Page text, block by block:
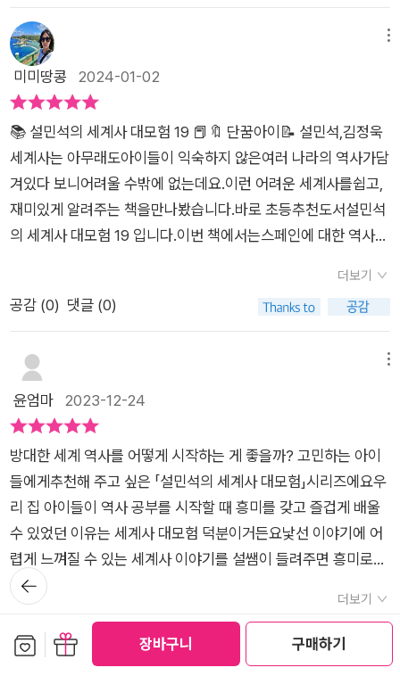
장바구니 구매하기
왕#설민석 #설쌤 #세계사 #세계역사 #학습만화#초등세계사 #
초등베스트셀러 #어린이추천도서
스티야 왕국의 이사벨 여왕이었던 거예요. (스페인은 원래 여러
왕국으로 나뉘어 있었는데 그중 하나가 설쌤 일행이 도착한 카스
티야 왕국이에요)​​설쌤의 책 속에 책!! 군데 군데서 찾아볼 수 있는
설쌤 책 속에서 다른 책 찾기!!아이들이 은근히 재밌어하더라고
요. ​'이 재미있는 책이 없었으면 어쩔 뻔했어?'​ㅎㅎㅎ 맞아맞아!
네 말대로 이 재밌는 책이 없었으면 어쩔 뻔했니?​ ​만화로 다 담을
수가 없는 내용들은 놓치지 않고 글로 설명을 보충해 주고 있답니
다. 초등 고학년들이면 이제 이 부분들도 빠뜨리지 않고 읽더라고
요. ​덕분에 세계사에 관한 배경지식이 쌓인답니다. ​​이복 오빠인
은 이사벨이 반란 세력과 손을 잡고 반기들 들 줄 모른다며 이사
벨을 감시하고 있었어요. ​이사벨의 남동생 알폰소를 지지하던 귀
족들은 알폰소가 죽자이사벨과 함께 뜻을 함께 해달라고 하지만
이사벨은 왕의 자리에 오르지 않을 거라 말합니다. ​이 소식을 들
은 엔리케 왕은 이사벨을 자신의 후계자로 선포해요.단, 이사벨은
절대 엔리케 왕이 동의하지 않는 결혼을 할 수 없다는 조항을 넣
한편 카심이 무언가를 찾고 있다는 걸 반디를 통해 알게 된 설쌤
은흑마법사가 고대 물건을 손에 넣지 못하게 해야 한다고 해요. ​​
왕이 정한 포르투갈 왕과 결혼을 피하기 위해 이사벨은 아라곤 왕
국의 페르난도에게직접 청혼을 합니다. ​​청혼을 받은 페르난도 왕
자는 약속의 증표로 목걸이를 내어주는데오래전부터 왕국에 전
해 내려오는 목걸이로 인간이 감당할 수 없는 엄청난 힘이 담겨
있다고 해요. ​ ​이사벨은 도망쳐 페르난도 왕자와 몰래 결혼식을
올리자이사벨을 후계자 자격을 박탈하고 친위대를 보내 끌고 가
이번 이사벨 여왕의 이야기는 거슬러 올라가기 충분했어요!​오늘
도 설민석 샘의 하이라이트!인생이란 멀고 험난한 여정이지.때론
기쁜 일이 때론 슬픈 일이 너를 기다리고 있단다.하지만, 분명한
설민석의 세계사 대모험 19 스페인 편 설쌤의 대사와 함께 스페
인 이사벨 여왕으로 함께 빠져보아요!스페인 이란 나라 알기!유럽
과 아프리카를 잇는 중간쯤에 위치해 있지요.수도는 마드리드!화
폐는 유로!이사벨 수호천사를 만나는 이야기! 카스티아 왕국부터
이사벨이 처한 상황과 함께 세고비아 알카사르까지 가보자고요!
그 이사벨 여왕의 스페인 왕국을 요렇게 멋진 친구들과 함께 해봅
니다.설쌤과 알라딘, 대성과 지니, 카심과 도적들까지 함께 하네
착해 어느 소녀를 만나게 되지요.그 소녀가 바로 커서 스페인 이
사벨 여왕이었으니!고대 물건을 얻기 위해 이사벨 여왕의 사랑을
찾고 왕위에 오를수 있도록 돕기도 한답니다!이 멋진 포스 보세
요!불굴의 의지가 타오르지요.그와 함께 ​설샘의 역사 토크로 빠져
보는시간!저는 이 부분이 세계사를 알아가는데 알차서 한 부분만
펼쳐보아도 흥미진진하더라고요.스페인이 어떤 나라이면서 어떤
위치에 특징을 지니고 있는지?스페인의 황금기는언제인지? 바
로 신항로를 개척한 콜롬버스 이야기도 나온답니다.​​세고비아에
가면 이렇게 멋진 카스티야 왕실이 있답니다.알함브라 궁전! 그
위에 왕의 방과 천장은 정말 멋져서 눈이 황홀할 정도더라고요.책
과 함께 세계사 속 스페인 알기 참 재미나답니다.그러면서 2화 당
돌한 청혼으로 함께 해봅니다.포르투칼 왕국과 아라곤 왕국에 대
해 알아보면서 이사벨이 페르난도를 선택한 이유는 무엇일지?책
미미땅콩 2024-01-02
📚 설민석의 세계사 대모험 19 📕🔖 단꿈아이📝 설민석,김정욱
세계사는 아무래도아이들이 익숙하지 않은여러 나라의 역사가담
겨있다 보니어려울 수밖에 없는데요.이런 어려운 세계사를쉽고,
재미있게 알려주는 책을만나봤습니다.바로 초등추천도서설민석
의 세계사 대모험 19 입니다.이번 책에서는스페인에 대한 역사를
더보기
공감 (0) 댓글 (0)
윤엄마 2023-12-24
방대한 세계 역사를 어떻게 시작하는 게 좋을까? 고민하는 아이
들에게추천해 주고 싶은 「설민석의 세계사 대모험」시리즈에요우
리 집 아이들이 역사 공부를 시작할 때 흥미를 갖고 즐겁게 배울
수 있었던 이유는 세계사 대모험 덕분이거든요낯선 이야기에 어
렵게 느껴질 수 있는 세계사 이야기를 설쌤이 들려주면 흥미로워
져요!설쌤과 함께 재미있게 세계사를 배워갈 수 있는 책이거든
요-대모험 시리즈는 한 번 읽기 시작하면 헤어 나오기 힘들 정도
로 아이들이 좋아하게 됩니다세계사의 기본 배경지식을 쌓아갈
수 있는 책이라고 생각돼요!​<설민석의 세계사 대모험> 19권은
더보기
공감 ( )댓글 (0)
뒤로가
기